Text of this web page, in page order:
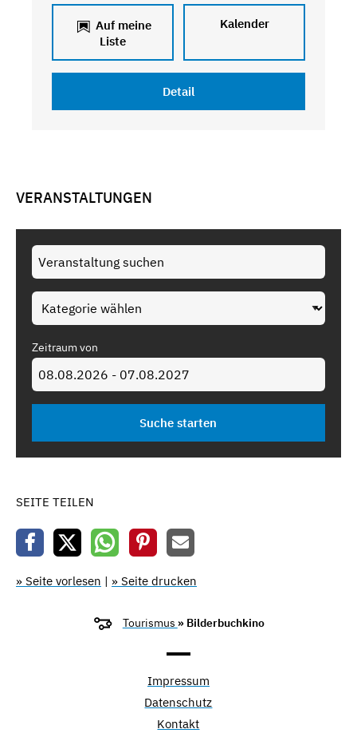
Auf meine
Liste
Kalender
Detail
VERANSTALTUNGEN
Zeitraum von
SEITE TEILEN
» Seite vorlesen | » Seite drucken
Tourismus » Bilderbuchkino
Impressum
Datenschutz
Kontakt